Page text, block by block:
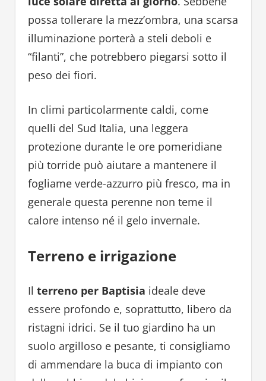
possa tollerare la mezz’ombra, una scarsa
illuminazione porterà a steli deboli e
“filanti”, che potrebbero piegarsi sotto il
peso dei fiori.
In climi particolarmente caldi, come
quelli del Sud Italia, una leggera
protezione durante le ore pomeridiane
più torride può aiutare a mantenere il
fogliame verde-azzurro più fresco, ma in
generale questa perenne non teme il
calore intenso né il gelo invernale.
Terreno e irrigazione
Il terreno per Baptisia ideale deve
essere profondo e, soprattutto, libero da
ristagni idrici. Se il tuo giardino ha un
suolo argilloso e pesante, ti consigliamo
di ammendare la buca di impianto con